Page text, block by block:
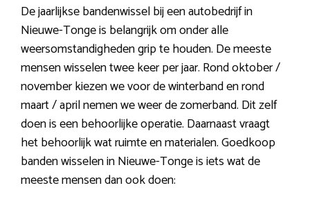
De jaarlijkse bandenwissel bij een autobedrijf in
Nieuwe-Tonge is belangrijk om onder alle
weersomstandigheden grip te houden. De meeste
mensen wisselen twee keer per jaar. Rond oktober /
november kiezen we voor de winterband en rond
maart / april nemen we weer de zomerband. Dit zelf
doen is een behoorlijke operatie. Daarnaast vraagt
het behoorlijk wat ruimte en materialen. Goedkoop
banden wisselen in Nieuwe-Tonge is iets wat de
meeste mensen dan ook doen: